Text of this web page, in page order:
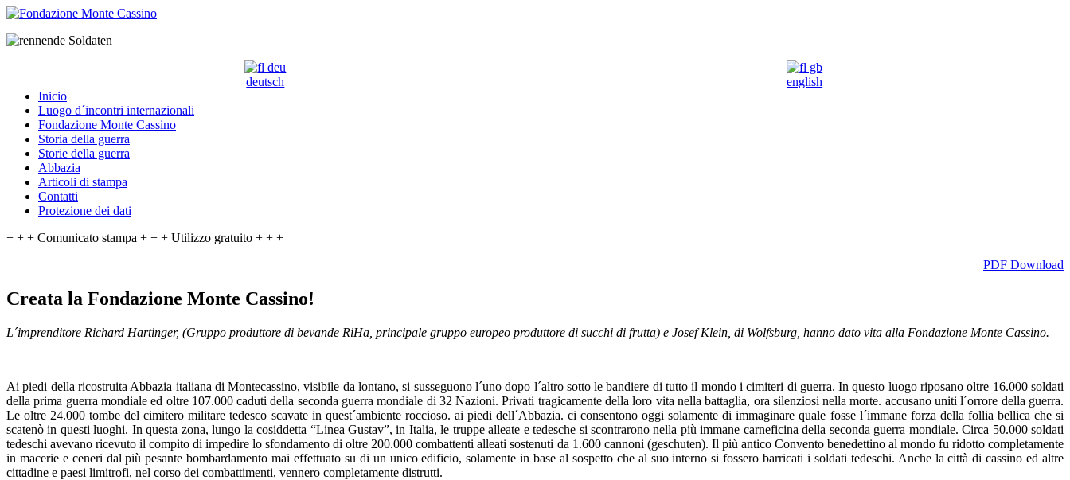
deutsch
english
Inicio
Luogo d´incontri internazionali
Fondazione Monte Cassino
Storia della guerra
Storie della guerra
Abbazia
Articoli di stampa
Contatti
Protezione dei dati
+ + + Comunicato stampa + + + Utilizzo gratuito + + +
PDF Download
Creata la Fondazione Monte Cassino!
L´imprenditore Richard Hartinger, (Gruppo produttore di bevande RiHa, principale gruppo europeo produttore di succhi di frutta) e Josef Klein, di Wolfsburg, hanno dato vita alla Fondazione Monte Cassino.
Ai piedi della ricostruita Abbazia italiana di Montecassino, visibile da lontano, si susseguono l´uno dopo l´altro sotto le bandiere di tutto il mondo i cimiteri di guerra. In questo luogo riposano oltre 16.000 soldati
della prima guerra mondiale ed oltre 107.000 caduti della seconda guerra mondiale di 32 Nazioni. Privati tragicamente della loro vita nella battaglia, ora silenziosi nella morte. accusano uniti l´orrore della guerra.
Le oltre 24.000 tombe del cimitero militare tedesco scavate in quest´ambiente roccioso. ai piedi dell´Abbazia. ci consentono oggi solamente di immaginare quale fosse l´immane forza della follia bellica che si
scatenò in questi luoghi. In questa zona, lungo la cosiddetta “Linea Gustav”, in Italia, le truppe alleate e tedesche si scontrarono nella più immane carneficina della seconda guerra mondiale. Circa 50.000 soldati
tedeschi avevano ricevuto il compito di impedire lo sfondamento di oltre 200.000 combattenti alleati sostenuti da 1.600 cannoni (geschuten). Il più antico Convento benedettino al mondo fu ridotto completamente
in macerie e ceneri dal più pesante bombardamento mai effettuato su di un unico edificio, solamente in base al sospetto che al suo interno si fossero barricati i soldati tedeschi. Anche la città di cassino ed altre
cittadine e paesi limitrofi, nel corso dei combattimenti, vennero completamente distrutti.